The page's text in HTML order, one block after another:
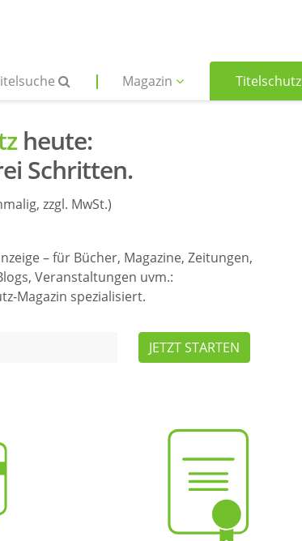
Magazin
heute:
Schritten.
zzgl. MwSt.)
– für Bücher, Magazine, Zeitungen,
Veranstaltungen uvm.:
Magazin spezialisiert.
JETZT STARTEN